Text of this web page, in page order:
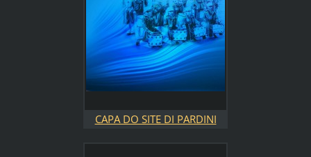
CAPA DO SITE DI PARDINI